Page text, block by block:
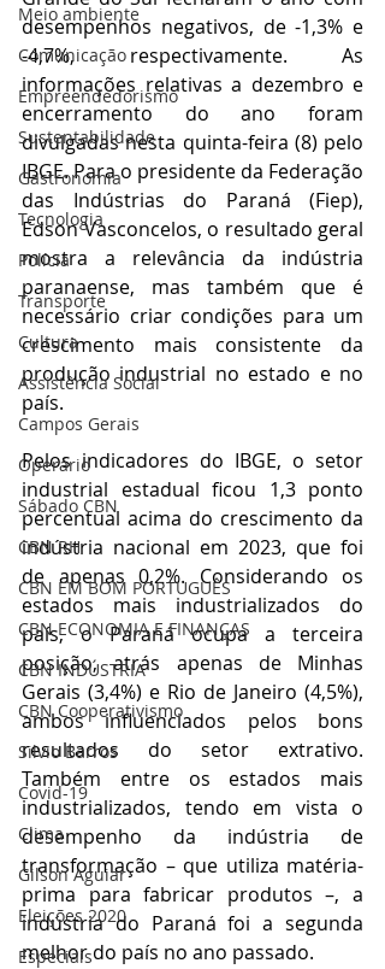
Meio ambiente
Comunicação
Empreendedorismo
Sustentabilidade
Gastronomia
Tecnologia
Polícia
Transporte
Cultura
Assistência Social
Campos Gerais
Operário
Sábado CBN
CBN RH
CBN EM BOM PORTUGUÊS
CBN ECONOMIA E FINANÇAS
CBN INDÚSTRIA
CBN Cooperativismo
Silvio Barros
Covid-19
Clima
Gilson Aguiar
Eleições 2020
Especiais
desempenhos negativos, de -1,3% e
-4,7%, respectivamente. As
informações relativas a dezembro e
encerramento do ano foram
divulgadas nesta quinta-feira (8) pelo
IBGE. Para o presidente da Federação
das Indústrias do Paraná (Fiep),
Edson Vasconcelos, o resultado geral
mostra a relevância da indústria
paranaense, mas também que é
necessário criar condições para um
crescimento mais consistente da
produção industrial no estado e no
país.
Pelos indicadores do IBGE, o setor
industrial estadual ficou 1,3 ponto
percentual acima do crescimento da
indústria nacional em 2023, que foi
de apenas 0,2%. Considerando os
estados mais industrializados do
país, o Paraná ocupa a terceira
posição, atrás apenas de Minhas
Gerais (3,4%) e Rio de Janeiro (4,5%),
ambos influenciados pelos bons
resultados do setor extrativo.
Também entre os estados mais
industrializados, tendo em vista o
desempenho da indústria de
transformação – que utiliza matéria-
prima para fabricar produtos –, a
indústria do Paraná foi a segunda
melhor do país no ano passado.